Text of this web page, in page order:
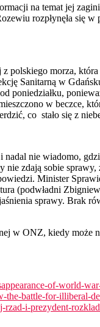
na temat jej
rozpłynęła się
morza,
Sanitarną w
poniedziałku,
w beczce,
co stało się z
nie wiadomo,
zdają sobie
Minister
(podwładni
sprawy. Brak
w ONZ, kiedy może
of-world-
the-battle-for-illiberal-
i-prezydent-